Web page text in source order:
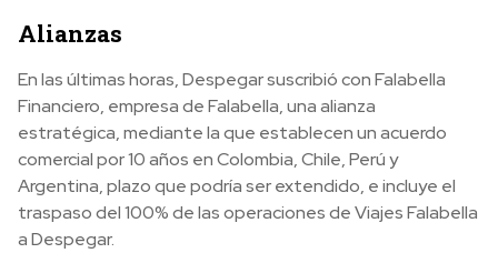
Alianzas
En las últimas horas, Despegar suscribió con Falabella
Financiero, empresa de Falabella, una alianza
estratégica, mediante la que establecen un acuerdo
comercial por 10 años en Colombia, Chile, Perú y
Argentina, plazo que podría ser extendido, e incluye el
traspaso del 100% de las operaciones de Viajes Falabella
a Despegar.